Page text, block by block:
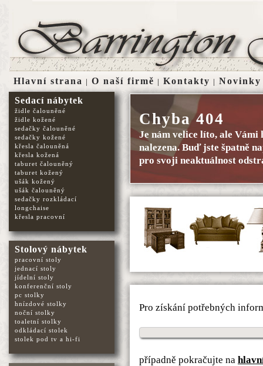
Chyba 404
Je nám velice líto, ale Vámi
nalezena. Buď jste špatně
pro svoji neaktuálnost
Pro získání potřebných
případně pokračujte na
Sedací nábytek
židle čalouněné
židle kožené
sedačky čalouněné
sedačky kožené
křesla čalouněná
křesla kožená
taburet čalouněný
taburet kožený
ušák kožený
ušák čalouněný
sedačky rozkládací
longchaise
křesla pracovní
Stolový nábytek
pracovní stoly
jednací stoly
jídelní stoly
konferenční stoly
pc stolky
hnízdové stolky
noční stolky
toaletní stolky
odkládací stolek
stolek pod tv a hi-fi
Hlavní strana | O naší firmě | Kontakty | Novinky